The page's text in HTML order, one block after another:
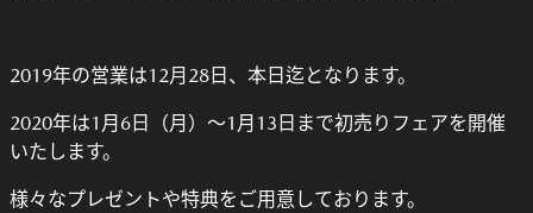
2019年の営業は12月28日、本日迄となります。
2020年は1月6日（月）～1月13日まで初売りフェアを開催
いたします。
様々なプレゼントや特典をご用意しております。